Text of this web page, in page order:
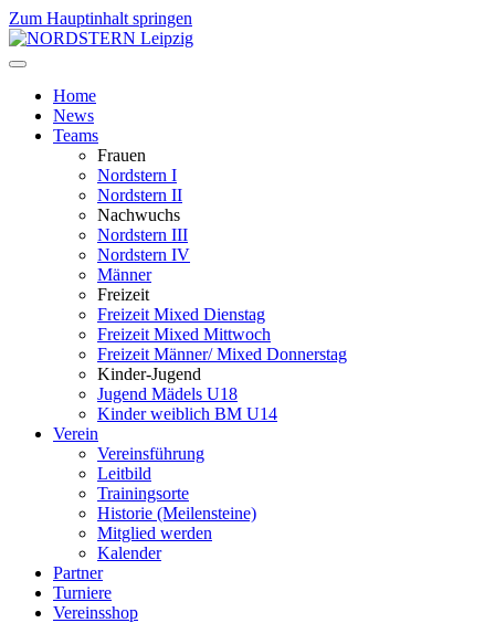
Zum Hauptinhalt springen
Home
News
Teams
Frauen
Nordstern I
Nordstern II
Nachwuchs
Nordstern III
Nordstern IV
Männer
Freizeit
Freizeit Mixed Dienstag
Freizeit Mixed Mittwoch
Freizeit Männer/ Mixed Donnerstag
Kinder-Jugend
Jugend Mädels U18
Kinder weiblich BM U14
Verein
Vereinsführung
Leitbild
Trainingsorte
Historie (Meilensteine)
Mitglied werden
Kalender
Partner
Turniere
Vereinsshop